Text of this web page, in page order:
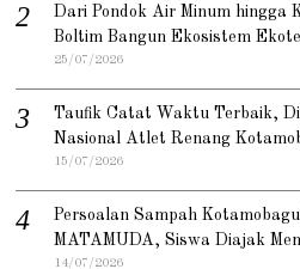
Dari Pondok Air Minum hingga
Boltim Bangun Ekosistem
25/07/2026
Taufik Catat Waktu Terbaik,
Nasional Atlet Renang
15/07/2026
Persoalan Sampah
MATAMUDA, Siswa Diajak
14/07/2026